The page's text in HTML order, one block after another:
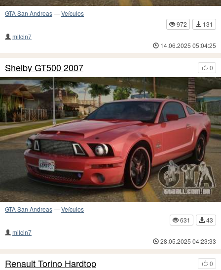
GTA San Andreas—Veículos
972
131
milcin7
14.06.2025 05:04:25
0
Shelby GT500 2007
GTA San Andreas—Veículos
631
43
milcin7
28.05.2025 04:23:33
0
Renault Torino Hardtop